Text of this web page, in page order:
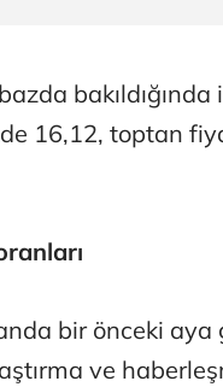
bakıldığında
16,12, toptan
bir önceki aya
ve